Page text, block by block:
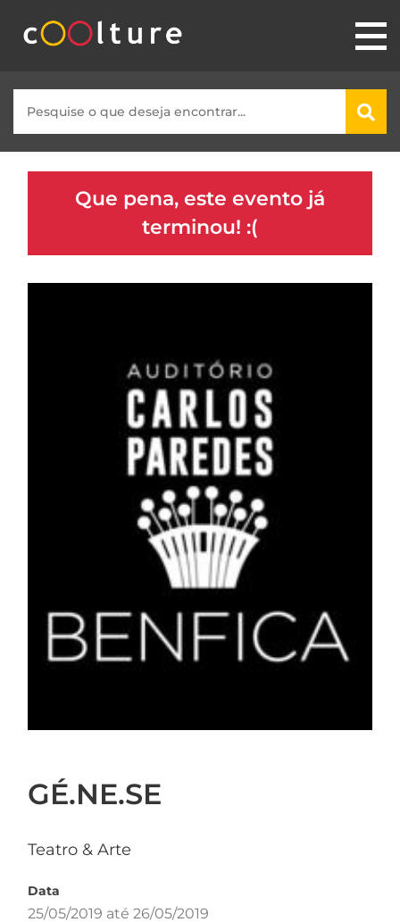
Que pena, este evento já
terminou! :(
GÉ.NE.SE
Teatro & Arte
Data
25/05/2019 até 26/05/2019